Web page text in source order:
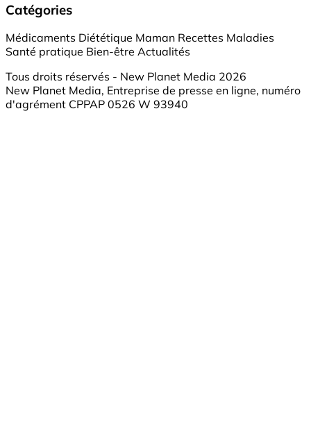
Catégories
Médicaments Diététique Maman Recettes Maladies
Santé pratique Bien-être Actualités
Tous droits réservés - New Planet Media 2026
New Planet Media, Entreprise de presse en ligne, numéro
d'agrément CPPAP 0526 W 93940